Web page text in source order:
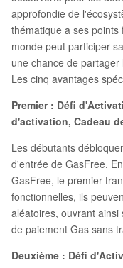
approfondie de
thématique a ses
monde peut participer
une chance de partager
Les cinq avantages
Premier : Défi
d'activation, Cadeau
Les débutants
d'entrée de GasFree.
GasFree, le premier
fonctionnelles, ils
aléatoires, ouvrant
de paiement Gas sans
Deuxième : Défi